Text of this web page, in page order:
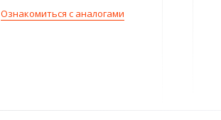
Ознакомиться с аналогами